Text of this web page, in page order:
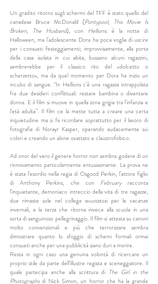
Un gradito ritorno sugli schermi del TFF è stato quello del
canadese Bruce McDonald (Pontypool,
This Movie Is
Broken, The Husband), con Hellions: è la notte di
Halloween, ma l’adolescente Dora ha poca voglia di uscire
per i consueti festeggiamenti; improvvisamente, alla porta
della casa isolata in cui abita, bussano alcuni ragazzini,
sembrerebbe per il classico rito del «dolcetto o
scherzetto», ma da quel momento per Dora ha inizio un
incubo di sangue. “In Hellions c’è una ragazza intrappolata
fra due desideri conflittuali: restare bambina o diventare
donna. E il film si muove in quella zona grigia tra l’infanzia e
l’età adulta”. Il film ce la mette tutta a creare una certa
inquietudine ma si fa ricordare soprattutto per il lavoro di
fotografia di Norayr Kasper, operando audacemente sui
colori e creando un alone ovattato e claustrofobico.
Ad onor del vero il genere horror non sembra godere di un
rinnovamento particolarmente entusiasmante. La prova ne
è stata l’esordio nella regia di Osgood Perkin, l’attore figlio
di Anthony Perkins, che con Februaryracconta
l’inquietante, demoniaco intreccio della vita di tre ragazze,
due rimaste sole nel college svuotatosi per le vacanze
invernali, e la terza che ritorna invece alla scuola in una
sorta di sanguinoso pellegrinaggio. Il film si attesta su canoni
molto convenzionali e più che terrorizzare sembra
dimostrare quanto lo sfoggio di schemi formali ormai
consueti anche per una pubblicità siano duri a morire.
Resta in ogni caso una genuina volontà di ricercare un
proprio stile da parte dell’illustre regista e sceneggiatore. Il
quale partecipa anche alla scrittura di The Girl in the
Photographsdi Nick Simon, un horror che ha la grande